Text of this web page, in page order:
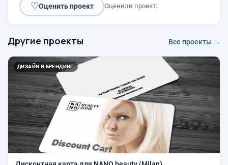
♡Оценить проект Оценили проект:
Другие проекты Все проекты →
ДИЗАЙН И БРЕНДИНГ